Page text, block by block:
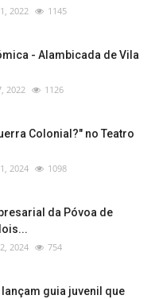
2022 1145
- Alambicada de Vila
2022 1126
Colonial?" no Teatro
2024 1098
da Póvoa de
2024 754
guia juvenil que